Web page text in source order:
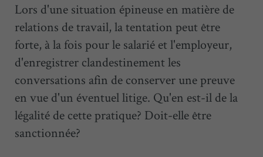
Lors d'une situation épineuse en matière de
relations de travail, la tentation peut être
forte, à la fois pour le salarié et l'employeur,
d'enregistrer clandestinement les
conversations afin de conserver une preuve
en vue d'un éventuel litige. Qu'en est-il de la
légalité de cette pratique? Doit-elle être
sanctionnée?